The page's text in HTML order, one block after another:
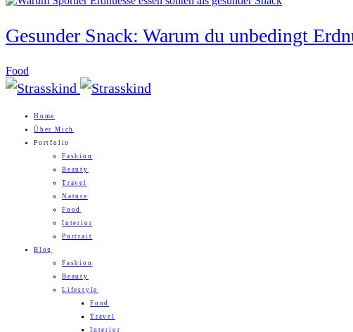
Gesunder Snack: Warum du unbedingt
Food
Home
Über Mich
Portfolio
Fashion
Beauty
Travel
Nature
Food
Interior
Portrait
Blog
Fashion
Beauty
Lifestyle
Food
Travel
Interior